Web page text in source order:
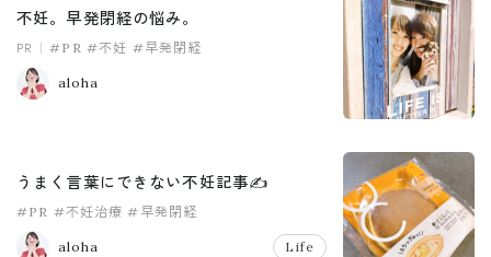
不妊。早発閉経の悩み。
PR #PR #不妊 #早発閉経
aloha
うまく言葉にできない不妊記事✍️
#PR #不妊治療 #早発閉経
aloha Life